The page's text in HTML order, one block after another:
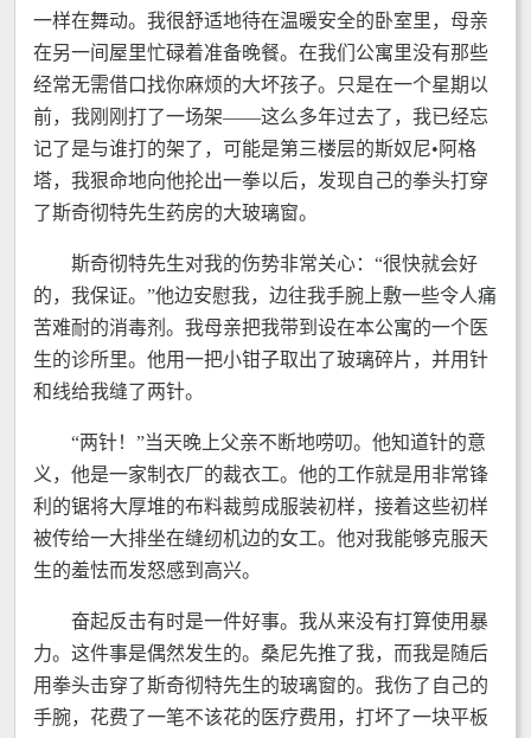
一样在舞动。我很舒适地待在温暖安全的卧室里，母亲
在另一间屋里忙碌着准备晚餐。在我们公寓里没有那些
经常无需借口找你麻烦的大坏孩子。只是在一个星期以
前，我刚刚打了一场架——这么多年过去了，我已经忘
记了是与谁打的架了，可能是第三楼层的斯奴尼•阿格
塔，我狠命地向他抡出一拳以后，发现自己的拳头打穿
了斯奇彻特先生药房的大玻璃窗。
斯奇彻特先生对我的伤势非常关心：“很快就会好
的，我保证。”他边安慰我，边往我手腕上敷一些令人痛
苦难耐的消毒剂。我母亲把我带到设在本公寓的一个医
生的诊所里。他用一把小钳子取出了玻璃碎片，并用针
和线给我缝了两针。
“两针！”当天晚上父亲不断地唠叨。他知道针的意
义，他是一家制衣厂的裁衣工。他的工作就是用非常锋
利的锯将大厚堆的布料裁剪成服装初样，接着这些初样
被传给一大排坐在缝纫机边的女工。他对我能够克服天
生的羞怯而发怒感到高兴。
奋起反击有时是一件好事。我从来没有打算使用暴
力。这件事是偶然发生的。桑尼先推了我，而我是随后
用拳头击穿了斯奇彻特先生的玻璃窗的。我伤了自己的
手腕，花费了一笔不该花的医疗费用，打坏了一块平板